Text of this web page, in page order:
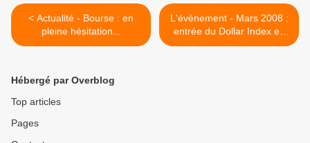
< Actualité - Bourse : en
pleine hésitation...
L'évènement - Mars 2008 :
entrée du Dollar Index en
terre inconnue >
Hébergé par Overblog
Top articles
Pages